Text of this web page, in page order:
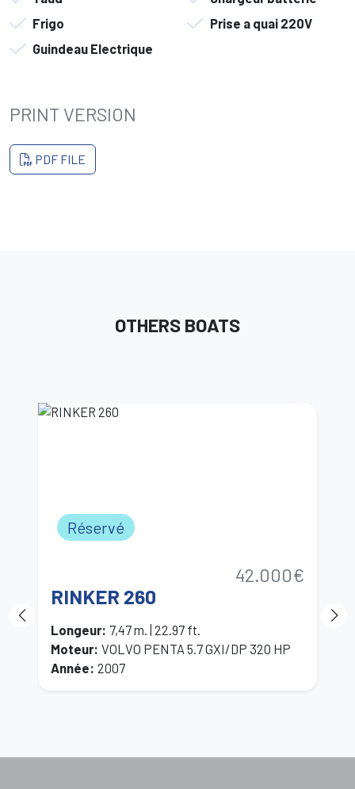
Frigo
Prise a quai 220V
Guindeau Electrique
PRINT VERSION
PDF FILE
OTHERS BOATS
Réservé
42.000€
RINKER 260
Longeur: 7,47 m. | 22.97 ft.
Moteur: VOLVO PENTA 5.7 GXI/DP 320 HP
Année: 2007